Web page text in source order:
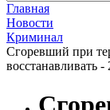
Главная
Новости
Криминал
Сгоревший при
восстанавливать -